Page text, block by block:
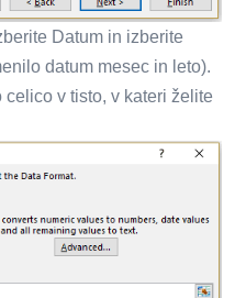
Datum in izberite
datum mesec in leto).
v tisto, v kateri želite